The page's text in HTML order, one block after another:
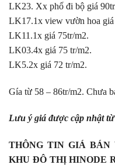
LK23. Xx phố đi bộ giá
LK17.1x view vườn hoa giá
LK11.1x giá 75tr/m2.
LK03.4x giá 75 tr/m2.
LK5.2x giá 72 tr/m2.
Gía từ 58 – 86tr/m2. Chưa
Lưu ý giá được cập nhật từ
THÔNG TIN GIÁ
KHU ĐÔ THỊ HINODE